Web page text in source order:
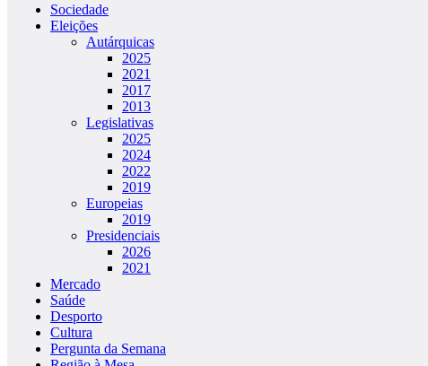
Sociedade
Eleições
Autárquicas
2025
2021
2017
2013
Legislativas
2025
2024
2022
2019
Europeias
2019
Presidenciais
2026
2021
Mercado
Saúde
Desporto
Cultura
Pergunta da Semana